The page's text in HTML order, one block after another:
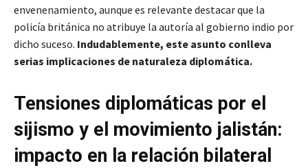
envenenamiento, aunque es relevante destacar que la
policía británica no atribuye la autoría al gobierno indio por
dicho suceso. Indudablemente, este asunto conlleva
serias implicaciones de naturaleza diplomática.
Tensiones diplomáticas por el
sijismo y el movimiento jalistán:
impacto en la relación bilateral